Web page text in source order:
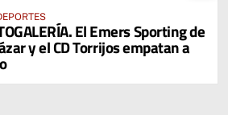
El Emers Sporting de
y el CD Torrijos empatan a